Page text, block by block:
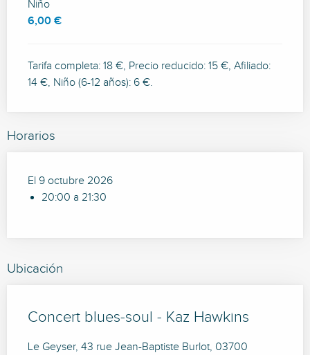
Niño
6,00 €
Tarifa completa: 18 €, Precio reducido: 15 €, Afiliado:
14 €, Niño (6-12 años): 6 €.
Horarios
El 9 octubre 2026
20:00 a 21:30
Ubicación
Concert blues-soul - Kaz Hawkins
Le Geyser, 43 rue Jean-Baptiste Burlot, 03700